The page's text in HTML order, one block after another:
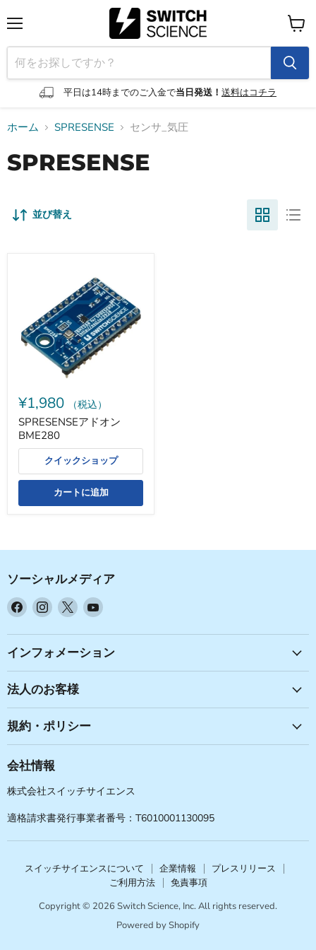
ニ
ュ
ー
平日は14時までのご入金で当日発送！ 送料はコチラ
カ
ー
ト
を
見
ホーム SPRESENSE センサ_気圧
SPRESENSE
並び替え
BME280
¥1,980
（税込）
SPRESENSEアドオン
BME280
クイックショップ
カートに追加
ソーシャルメディア
Facebook
見
つ
て
く
さ
い
Instagram
見
つ
て
く
さ
い
X
見
つ
て
く
さ
い
YouTube
見
つ
い
インフォメーション
法人のお客様
規約・ポリシー
会社情報
株式会社スイッチサイエンス
適格請求書発行事業者番号：T6010001130095
スイッチサイエンスについて 企業情報
プレスリリース
ご利用方法
免責事項
Copyright © 2026 Switch Science, Inc. All rights reserved.
Powered by Shopify